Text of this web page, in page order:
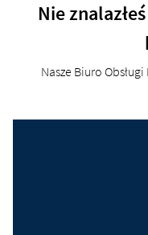
Nie
Nasze Biuro